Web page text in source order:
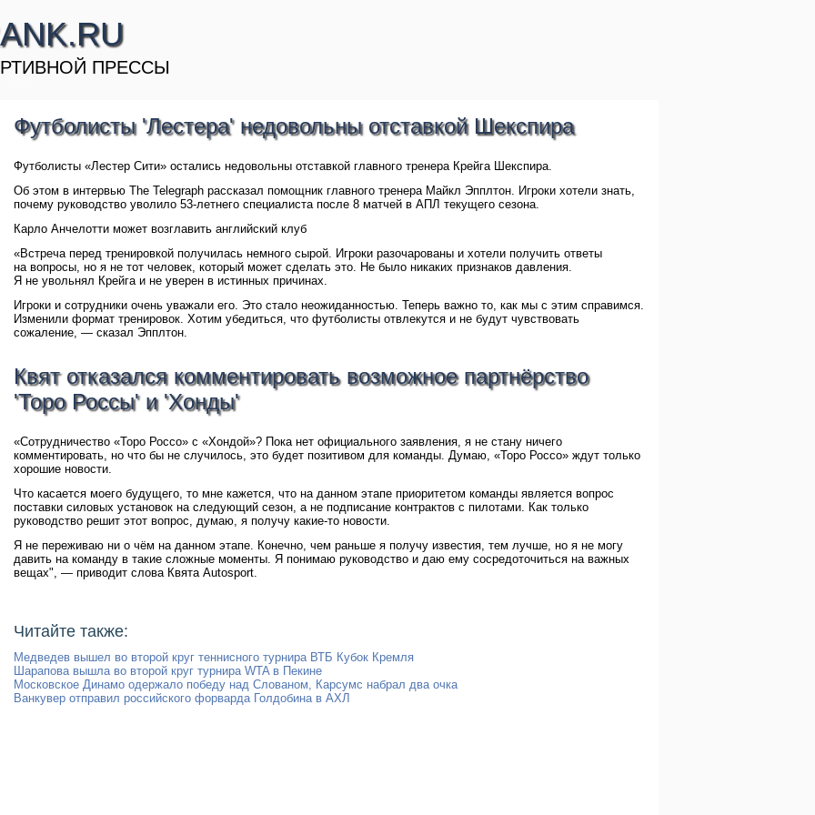
ПРЕССЫ
Футболисты 'Лестера' недовольны отставкой Шекспира
Футболисты «Лестер Сити» остались недовольны отставкой главного тренера Крейга Шекспира.
Об этом в интервью The Telegraph рассказал помощник главного тренера Майкл Эпплтон. Игроки хотели знать,
почему руководство уволило 53-летнего специалиста после 8 матчей в АПЛ текущего сезона.
Карло Анчелотти может возглавить английский клуб
«Встреча перед тренировкой получилась немного сырой. Игроки разочарованы и хотели получить ответы
на вопросы, но я не тот человек, который может сделать это. Не было никаких признаков давления.
Я не увольнял Крейга и не уверен в истинных причинах.
Игроки и сотрудники очень уважали его. Это стало неожиданностью. Теперь важно то, как мы с этим справимся.
Изменили формат тренировок. Хотим убедиться, что футболисты отвлекутся и не будут чувствовать
сожаление, — сказал Эпплтон.
Квят отказался комментировать возможное партнёрство
'Торо Россы' и 'Хонды'
«Сотрудничество «Торо Россо» с «Хондой»? Пока нет официального заявления, я не стану ничего
комментировать, но что бы не случилось, это будет позитивом для команды. Думаю, «Торо Россо» ждут только
хорошие новости.
Что касается моего будущего, то мне кажется, что на данном этапе приоритетом команды является вопрос
поставки силовых установок на следующий сезон, а не подписание контрактов с пилотами. Как только
руководство решит этот вопрос, думаю, я получу какие-то новости.
Я не переживаю ни о чём на данном этапе. Конечно, чем раньше я получу известия, тем лучше, но я не могу
давить на команду в такие сложные моменты. Я понимаю руководство и даю ему сосредоточиться на важных
вещах", — приводит слова Квята Autosport.
Читайте также:
Медведев вышел во второй круг теннисного турнира ВТБ Кубок Кремля
Шарапова вышла во второй круг турнира WTA в Пекине
Московское Динамо одержало победу над Слованом, Карсумс набрал два очка
Ванкувер отправил российского форварда Голдобина в АХЛ